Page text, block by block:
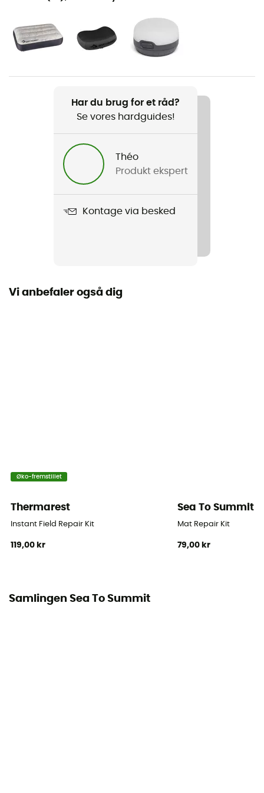
Vandreture / Trekking / Camping
Køn
Herre / Dame
Vægt
Længde udfoldet
Mumie/sarkofag
Har du brug for et råd?
Se vores hardguides!
Théo
Produkt ekspert
Kontage via besked
Vi anbefaler også dig
Øko-fremstillet
Thermarest
Instant Field Repair Kit
119,00 kr
Sea To Summit
Mat Repair Kit
79,00 kr
Samlingen Sea To Summit